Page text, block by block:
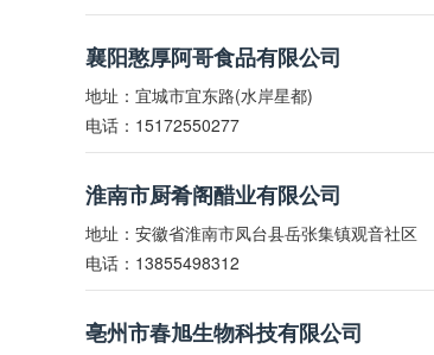
襄阳憨厚阿哥食品有限公司
地址：宜城市宜东路(水岸星都)
电话：15172550277
淮南市厨肴阁醋业有限公司
地址：安徽省淮南市凤台县岳张集镇观音社区
电话：13855498312
亳州市春旭生物科技有限公司